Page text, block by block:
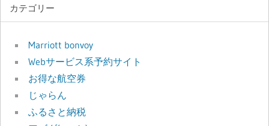
カテゴリー
Marriott bonvoy
Webサービス系予約サイト
お得な航空券
じゃらん
ふるさと納税